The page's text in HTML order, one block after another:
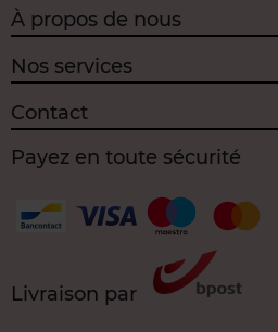
À propos de nous
Nos services
Contact
Payez en toute sécurité
Livraison par